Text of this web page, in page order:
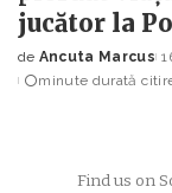
jucător la
Posted
by
de Ancuta Marcus
minute durată
Find us on